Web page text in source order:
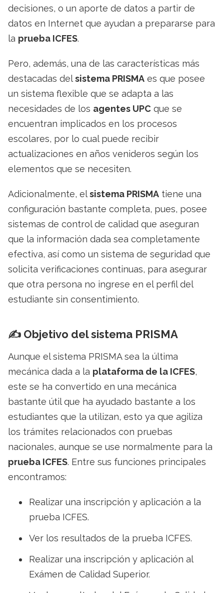
decisiones, o un aporte de datos a partir de
datos en Internet que ayudan a prepararse para
la prueba ICFES.
Pero, además, una de las características más
destacadas delsistema PRISMA es que posee
un sistema flexible que se adapta a las
necesidades de los agentes UPC que se
encuentran implicados en los procesos
escolares, por lo cual puede recibir
actualizaciones en años venideros según los
elementos que se necesiten.
Adicionalmente, elsistema PRISMA tiene una
configuración bastante completa, pues, posee
sistemas de control de calidad que aseguran
que la información dada sea completamente
efectiva, así como un sistema de seguridad que
solicita verificaciones continuas, para asegurar
que otra persona no ingrese en el perfil del
estudiante sin consentimiento.
✍️ Objetivo del sistema PRISMA
Aunque el sistema PRISMA sea la última
mecánica dada a la plataforma de la ICFES,
este se ha convertido en una mecánica
bastante útil que ha ayudado bastante a los
estudiantes que la utilizan, esto ya que agiliza
los trámites relacionados con pruebas
nacionales, aunque se use normalmente para la
prueba ICFES. Entre sus funciones principales
encontramos:
Realizar una inscripción y aplicación a la
prueba ICFES.
Ver los resultados de la prueba ICFES.
Realizar una inscripción y aplicación al
Exámen de Calidad Superior.